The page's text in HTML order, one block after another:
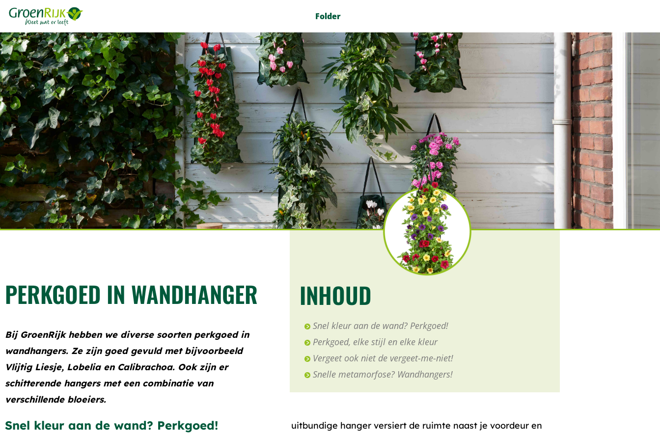
Folder
PERKGOED IN WANDHANGER
Bij GroenRijk hebben we diverse soorten perkgoed in
wandhangers. Ze zijn goed gevuld met bijvoorbeeld
Vlijtig Liesje, Lobelia en Calibrachoa. Ook zijn er
schitterende hangers met een combinatie van
verschillende bloeiers.
INHOUD
Snel kleur aan de wand? Perkgoed!
Perkgoed, elke stijl en elke kleur
Vergeet ook niet de vergeet-me-niet!
Snelle metamorfose? Wandhangers!
Snel kleur aan de wand? Perkgoed!
uitbundige hanger versiert de ruimte naast je voordeur en